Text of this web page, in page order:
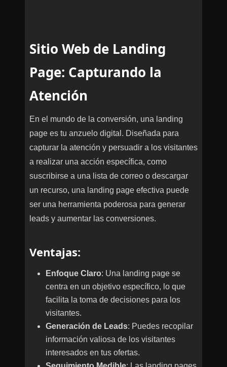
Sitio Web de Landing
Page: Capturando la
Atención
En el mundo de la conversión, una landing
page es tu anzuelo digital. Diseñada para
capturar la atención y persuadir a los visitantes
a realizar una acción específica, como
suscribirse a una lista de correo o descargar
un recurso, una landing page efectiva puede
ser una herramienta poderosa para generar
leads y aumentar las conversiones.
Ventajas:
Enfoque Claro: Una landing page se
centra en un objetivo específico, lo que
facilita la toma de decisiones para los
visitantes.
Generación de Leads: Puedes recopilar
información valiosa de los visitantes
interesados en tus ofertas.